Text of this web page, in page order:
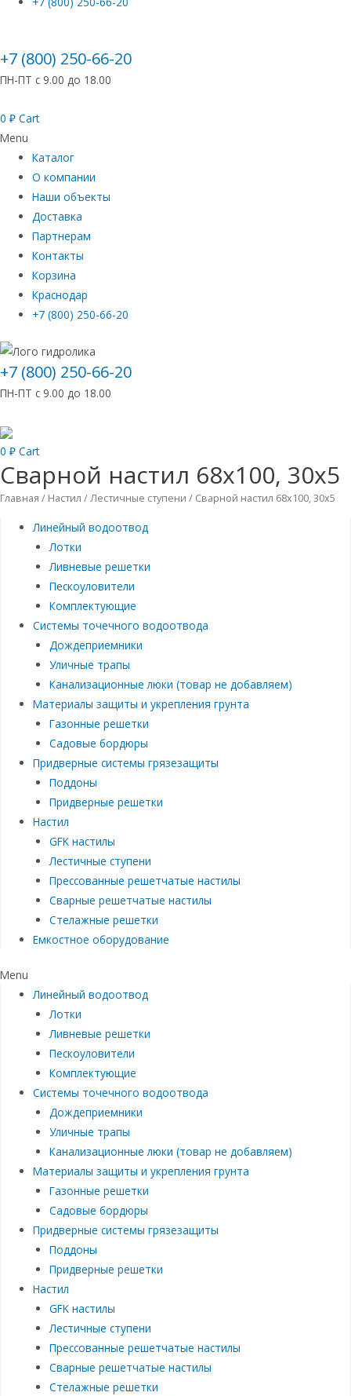
+7 (800) 250-66-20
ПН-ПТ с 9.00 до 18.00
0 ₽ Cart
Menu
Каталог
О компании
Наши объекты
Доставка
Партнерам
Контакты
Корзина
Краснодар
+7 (800) 250-66-20
+7 (800) 250-66-20
ПН-ПТ с 9.00 до 18.00
0 ₽ Cart
Сварной настил 68х100, 30х5
Главная / Настил /Лестичные ступени / Сварной настил 68х100, 30х5
Линейный водоотвод
Лотки
Ливневые решетки
Пескоуловители
Комплектующие
Системы точечного водоотвода
Дождеприемники
Уличные трапы
Канализационные люки (товар не добавляем)
Материалы защиты и укрепления грунта
Газонные решетки
Садовые бордюры
Придверные системы грязезащиты
Поддоны
Придверные решетки
Настил
GFK настилы
Лестичные ступени
Прессованные решетчатые настилы
Сварные решетчатые настилы
Стелажные решетки
Емкостное оборудование
Menu
Линейный водоотвод
Лотки
Ливневые решетки
Пескоуловители
Комплектующие
Системы точечного водоотвода
Дождеприемники
Уличные трапы
Канализационные люки (товар не добавляем)
Материалы защиты и укрепления грунта
Газонные решетки
Садовые бордюры
Придверные системы грязезащиты
Поддоны
Придверные решетки
Настил
GFK настилы
Лестичные ступени
Прессованные решетчатые настилы
Сварные решетчатые настилы
Стелажные решетки